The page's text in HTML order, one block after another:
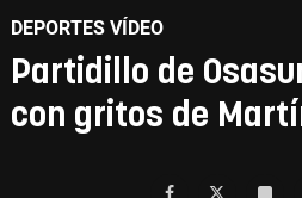
DEPORTES VÍDEO
Partidillo de
con gritos de